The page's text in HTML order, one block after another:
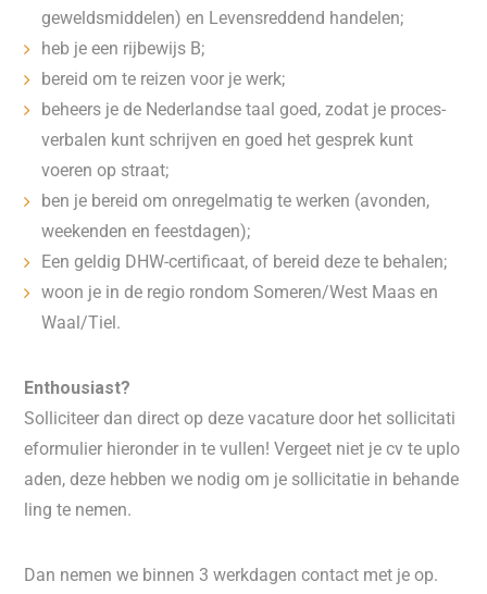
geweldsmiddelen) en Levensreddend handelen;
heb je een rijbewijs B;
bereid om te reizen voor je werk;
beheers je de Nederlandse taal goed, zodat je proces-
verbalen kunt schrijven en goed het gesprek kunt
voeren op straat;
ben je bereid om onregelmatig te werken (avonden,
weekenden en feestdagen);
Een geldig DHW-certificaat, of bereid deze te behalen;
woon je in de regio rondom Someren/West Maas en
Waal/Tiel.
Enthousiast?
Solliciteer dan direct op deze vacature door het sollicitati
eformulier hieronder in te vullen! Vergeet niet je cv te uplo
aden, deze hebben we nodig om je sollicitatie in behande
ling te nemen.
Dan nemen we binnen 3 werkdagen contact met je op.